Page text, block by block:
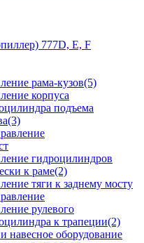
777D, E, F
рама-кузов(5)
корпуса
подъема
гидроцилиндров
к раме(2)
тяги к заднему мосту
рулевого
к трапеции(2)
навесное оборудование